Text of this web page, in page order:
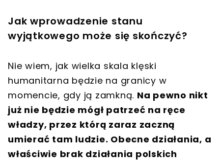
Jak wprowadzenie stanu
wyjątkowego może się skończyć?
Nie wiem, jak wielka skala klęski
humanitarna będzie na granicy w
momencie, gdy ją zamkną. Na pewno nikt
już nie będzie mógł patrzeć na ręce
władzy, przez którą zaraz zaczną
umierać tam ludzie. Obecne działania, a
właściwie brak działania polskich